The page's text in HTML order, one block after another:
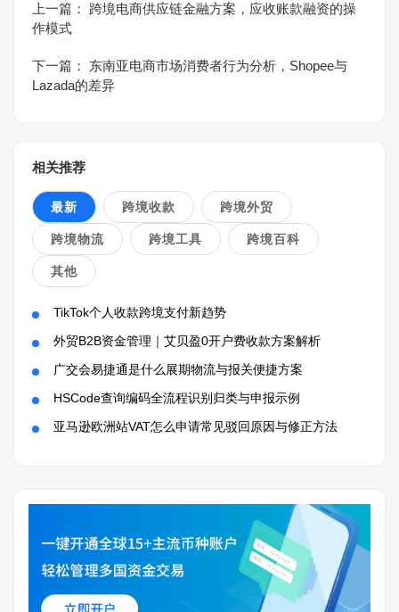
上一篇：
跨境电商供应链金融方案，应收账款融资的操
作模式
下一篇：
东南亚电商市场消费者行为分析，Shopee与
Lazada的差异
相关推荐
最新 跨境收款 跨境外贸
跨境物流 跨境工具 跨境百科
其他
TikTok个人收款跨境支付新趋势
外贸B2B资金管理｜艾贝盈0开户费收款方案解析
广交会易捷通是什么展期物流与报关便捷方案
HSCode查询编码全流程识别归类与申报示例
亚马逊欧洲站VAT怎么申请常见驳回原因与修正方法